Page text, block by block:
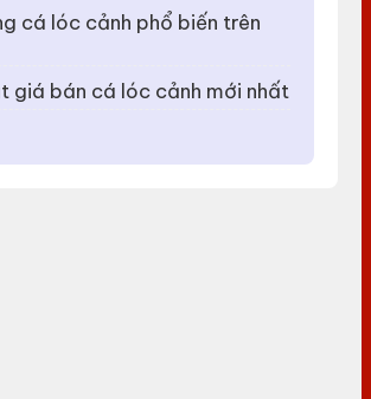
cá lóc cảnh phổ biến trên
giá bán cá lóc cảnh mới nhất